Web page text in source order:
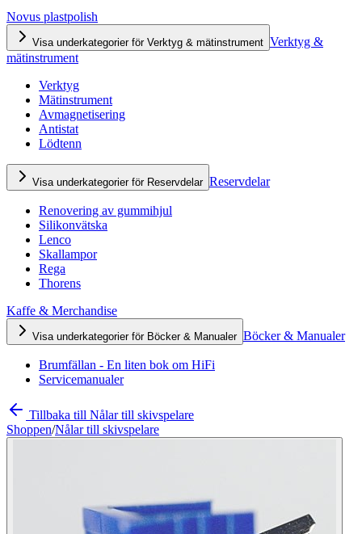
Novus plastpolish
Visa underkategorier för Verktyg & mätinstrument Verktyg &
mätinstrument
Verktyg
Mätinstrument
Avmagnetisering
Antistat
Lödtenn
Visa underkategorier för Reservdelar Reservdelar
Renovering av gummihjul
Silikonvätska
Lenco
Skallampor
Rega
Thorens
Kaffe & Merchandise
Visa underkategorier för Böcker & Manualer Böcker & Manualer
Brumfällan - En liten bok om HiFi
Servicemanualer
Tillbaka till Nålar till skivspelare
Shoppen/Nålar till skivspelare